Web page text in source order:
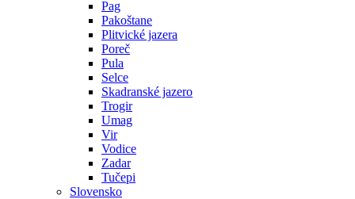
Pag
Pakoštane
Plitvické jazera
Poreč
Pula
Selce
Skadranské jazero
Trogir
Umag
Vir
Vodice
Zadar
Tučepi
Slovensko